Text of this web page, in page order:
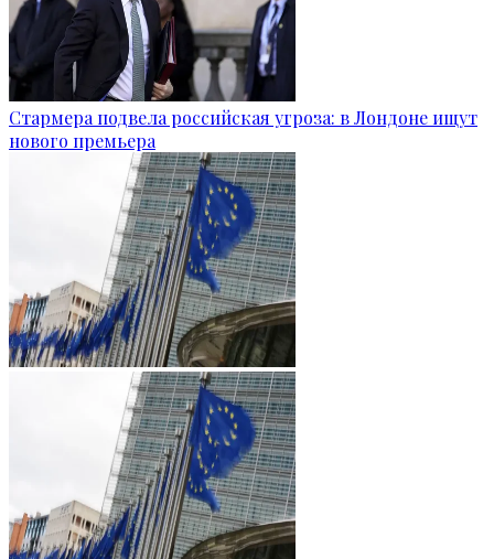
Стармера подвела российская угроза: в Лондоне ищут
нового премьера